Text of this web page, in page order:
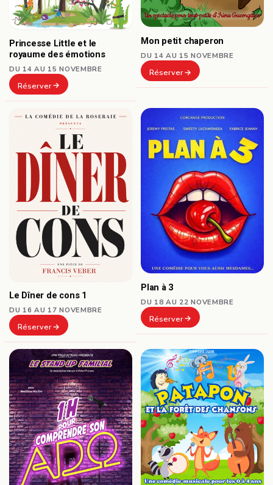
Princesse Little et le
royaume des émotions
DU 14 AU 15 NOVEMBRE
Réserver
Mon petit chaperon
DU 14 AU 15 NOVEMBRE
Réserver
Le Dîner de cons 1
DU 16 AU 17 NOVEMBRE
Réserver
Plan à 3
DU 18 AU 22 NOVEMBRE
Réserver